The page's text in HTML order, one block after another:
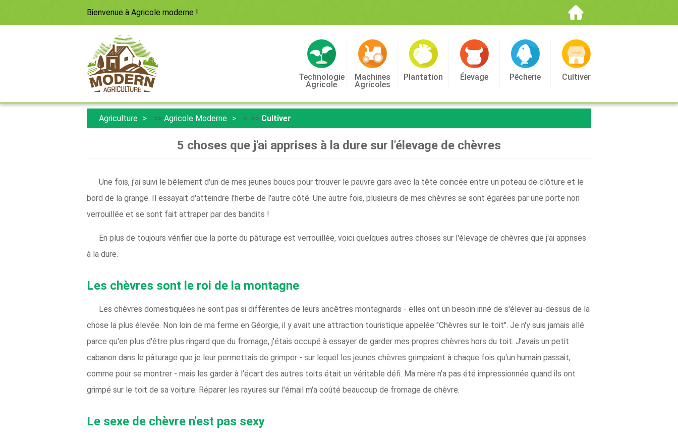
Bienvenue à Agricole moderne !
Technologie
Agricole
Machines
Agricoles
Plantation Élevage Pêcherie Cultiver
Agriculture >> Agricole Moderne > >> Cultiver
5 choses que j'ai apprises à la dure sur l'élevage de chèvres
Une fois, j'ai suivi le bêlement d'un de mes jeunes boucs pour trouver le pauvre gars avec la tête coincée entre un poteau de clôture et le
bord de la grange. Il essayait d'atteindre l'herbe de l'autre côté. Une autre fois, plusieurs de mes chèvres se sont égarées par une porte non
verrouillée et se sont fait attraper par des bandits !
En plus de toujours vérifier que la porte du pâturage est verrouillée, voici quelques autres choses sur l'élevage de chèvres que j'ai apprises
à la dure.
Les chèvres sont le roi de la montagne
Les chèvres domestiquées ne sont pas si différentes de leurs ancêtres montagnards - elles ont un besoin inné de s'élever au-dessus de la
chose la plus élevée. Non loin de ma ferme en Géorgie, il y avait une attraction touristique appelée "Chèvres sur le toit". Je n'y suis jamais allé
parce qu'en plus d'être plus ringard que du fromage, j'étais occupé à essayer de garder mes propres chèvres hors du toit. J'avais un petit
cabanon dans le pâturage que je leur permettais de grimper - sur lequel les jeunes chèvres grimpaient à chaque fois qu'un humain passait,
comme pour se montrer - mais les garder à l'écart des autres toits était un véritable défi. Ma mère n'a pas été impressionnée quand ils ont
grimpé sur le toit de sa voiture. Réparer les rayures sur l'émail m'a coûté beaucoup de fromage de chèvre.
Le sexe de chèvre n'est pas sexy